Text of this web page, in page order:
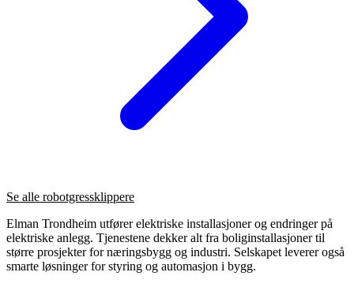
Se alle robotgressklippere
Elman Trondheim utfører elektriske installasjoner og endringer på
elektriske anlegg. Tjenestene dekker alt fra boliginstallasjoner til
større prosjekter for næringsbygg og industri. Selskapet leverer også
smarte løsninger for styring og automasjon i bygg.